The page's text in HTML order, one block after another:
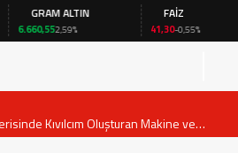
GRAM ALTIN
6.660,552,59%
FAİZ
41,30-0,55%
Kıvılcım Oluşturan Makine ve
Alınması Gereken Tedbirlere İlişkin